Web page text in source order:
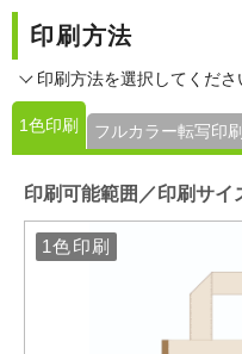
※麻素材本来の匂いの他
広げて陰干しをしていた
方はご注意くださいませ。
印刷方法
印刷方法を選択してくださ
1色印刷 フルカラー転写印刷
印刷可能範囲／印刷サイ
1色印刷